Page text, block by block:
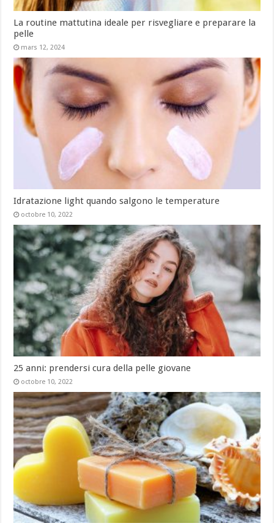
La routine mattutina ideale per risvegliare e preparare la
pelle
mars 12, 2024
Idratazione light quando salgono le temperature
octobre 10, 2022
25 anni: prendersi cura della pelle giovane
octobre 10, 2022